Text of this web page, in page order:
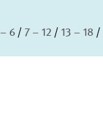
Seite
– 6 7 – 12 13 – 18